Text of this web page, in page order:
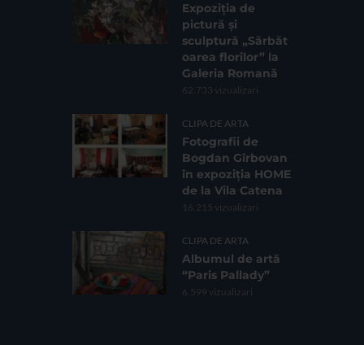
Expoziția de
pictură și
sculptură „Sărbăt
oarea florilor” la
Galeria Romană
62.733 vizualizari
CLIPA DE ARTA
Fotografii de
Bogdan Gîrbovan
în expoziția HOME
de la Vila Catena
16.215 vizualizari
CLIPA DE ARTA
Albumul de artă
“Paris Pallady”
6.599 vizualizari